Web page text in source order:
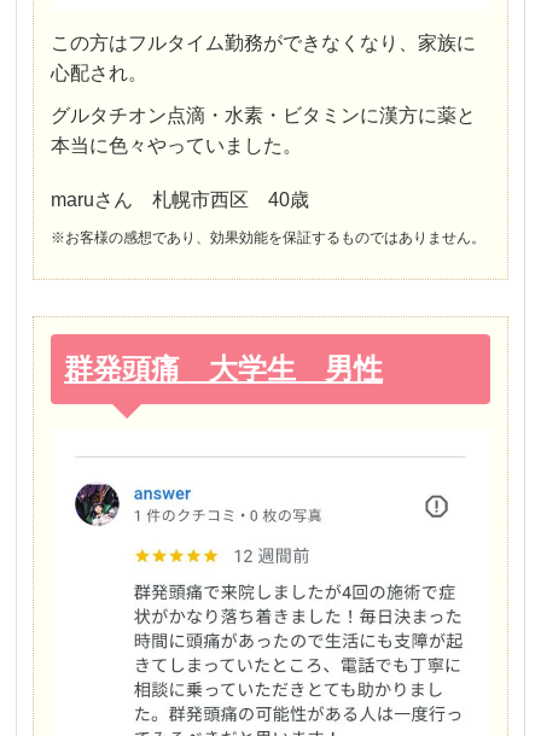
この方はフルタイム勤務ができなくなり、家族に
心配され。
グルタチオン点滴・水素・ビタミンに漢方に薬と
本当に色々やっていました。
maruさん 札幌市西区 40歳
※お客様の感想であり、効果効能を保証するものではありません。
群発頭痛 大学生 男性